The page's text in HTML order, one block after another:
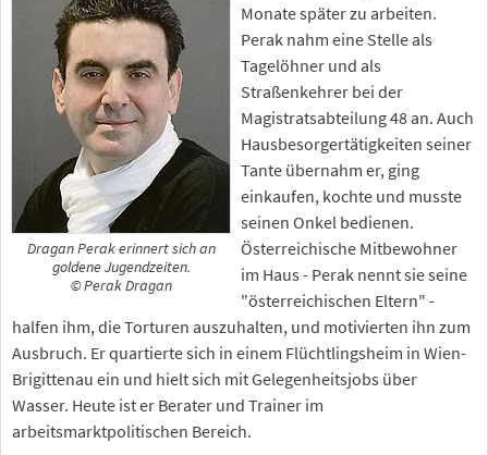
Dragan Perak erinnert sich an
goldene Jugendzeiten.
© Perak Dragan
Monate später zu arbeiten.
Perak nahm eine Stelle als
Tagelöhner und als
Straßenkehrer bei der
Magistratsabteilung 48 an. Auch
Hausbesorgertätigkeiten seiner
Tante übernahm er, ging
einkaufen, kochte und musste
seinen Onkel bedienen.
Österreichische Mitbewohner
im Haus - Perak nennt sie seine
"österreichischen Eltern" -
halfen ihm, die Torturen auszuhalten, und motivierten ihn zum
Ausbruch. Er quartierte sich in einem Flüchtlingsheim in Wien-
Brigittenau ein und hielt sich mit Gelegenheitsjobs über
Wasser. Heute ist er Berater und Trainer im
arbeitsmarktpolitischen Bereich.